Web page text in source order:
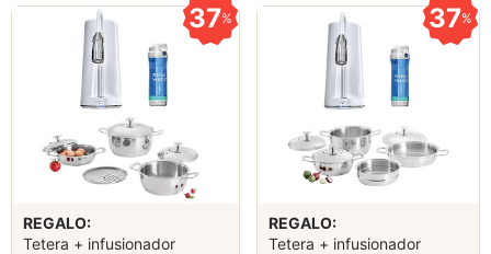
37%
REGALO:
Tetera + infusionador
37%
REGALO:
Tetera + infusionador